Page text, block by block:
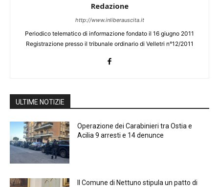
Redazione
http://www.inliberauscita.it
Periodico telematico di informazione fondato il 16 giugno 2011
Registrazione presso il tribunale ordinario di Velletri n°12/2011
ULTIME NOTIZIE
Operazione dei Carabinieri tra Ostia e
Acilia 9 arresti e 14 denunce
Il Comune di Nettuno stipula un patto di